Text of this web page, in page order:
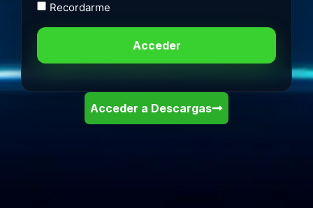
Recordarme
Acceder
Acceder a Descargas